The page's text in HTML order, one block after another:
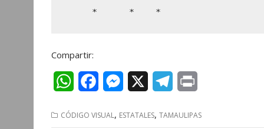
     *      *    *
Compartir:
W
a
c
s
l
i
CÓDIGO VISUAL, ESTATALES, TAMAULIPAS